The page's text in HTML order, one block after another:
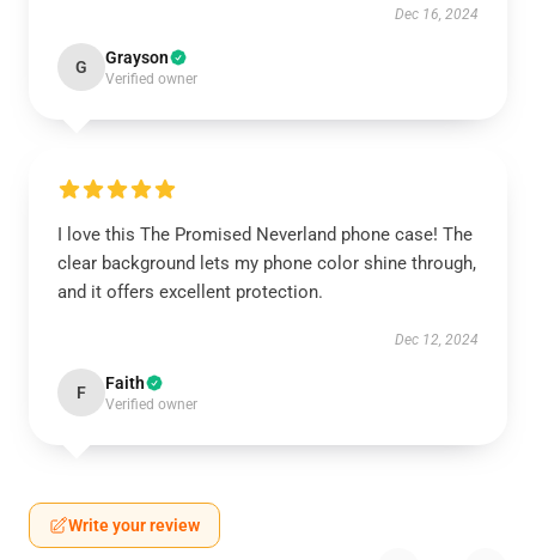
Dec 16, 2024
G Grayson
Verified owner
I love this The Promised Neverland phone case! The
clear background lets my phone color shine through,
and it offers excellent protection.
Dec 12, 2024
F Faith
Verified owner
Write your review